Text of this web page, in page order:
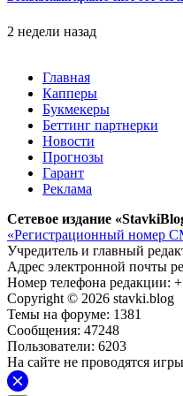
2 недели назад
Главная
Капперы
Букмекеры
Беттинг партнерки
Новости
Прогнозы
Гарант
Реклама
Сетевое издание
«Регистрационный номер
Учредитель и главный
Адрес электронной почты
Номер телефона редакции:
Copyright © 2026 stavki.blog
Темы на форуме: 1381
Сообщения: 47248
Пользователи: 6203
На сайте не проводятся